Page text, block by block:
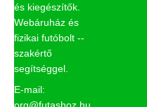
és kiegészítők.
Webáruház és
fizikai futóbolt --
szakértő
segítséggel.
E-mail:
org@futashoz.hu